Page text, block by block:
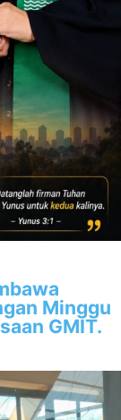
Minggu
GMIT.